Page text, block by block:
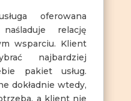
oferowana
relację
wsparciu. Klient
najbardziej
pakiet usług.
dokładnie wtedy,
a klient nie